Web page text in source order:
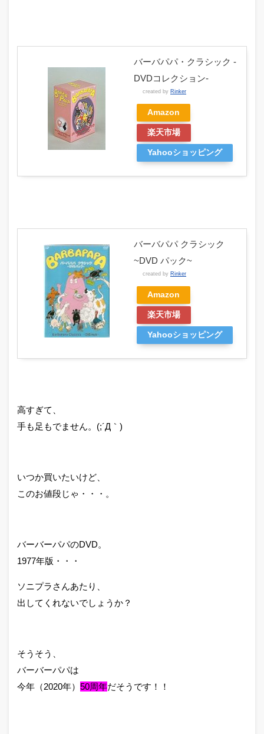
バーバパパ・クラシック -
DVDコレクション-
created by Rinker
Amazon
楽天市場
Yahooショッピング
バーバパパ クラシック
~DVD パック~
created by Rinker
Amazon
楽天市場
Yahooショッピング
高すぎて、
手も足もでません。(;´Д｀)
いつか買いたいけど、
このお値段じゃ・・・。
バーバーパパのDVD。
1977年版・・・
ソニプラさんあたり、
出してくれないでしょうか？
そうそう、
バーバーパパは
今年（2020年） 50周年だそうです！！